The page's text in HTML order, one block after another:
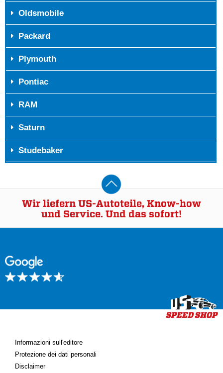
Oldsmobile
Packard
Plymouth
Pontiac
RAM
Saturn
Studebaker
Wir liefern US-Autoteile, Know-how
und Service. Und das sofort!
Informazioni sull'editore
Protezione dei dati personali
Disclaimer